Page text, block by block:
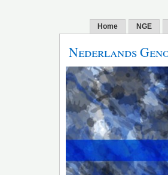
Home NGE
Nederlands